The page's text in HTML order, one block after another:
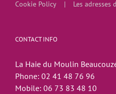
Cookie Policy
Les adresses
CONTACT INFO
La Haie du Moulin
Phone: 02 41 48 76 96
Mobile: 06 73 83 48 10